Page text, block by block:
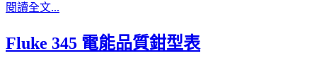
閱讀全文...
Fluke 345 電能品質鉗型表